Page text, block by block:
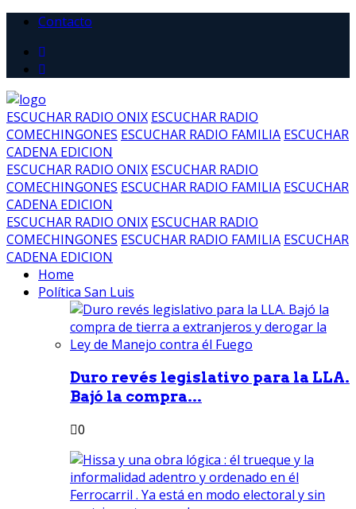
Contacto
ESCUCHAR RADIO ONIX ESCUCHAR RADIO
COMECHINGONES ESCUCHAR RADIO FAMILIA ESCUCHAR
CADENA EDICION
ESCUCHAR RADIO ONIX ESCUCHAR RADIO
COMECHINGONES ESCUCHAR RADIO FAMILIA ESCUCHAR
CADENA EDICION
ESCUCHAR RADIO ONIX ESCUCHAR RADIO
COMECHINGONES ESCUCHAR RADIO FAMILIA ESCUCHAR
CADENA EDICION
Home
Política San Luis
Duro revés legislativo para la LLA.
Bajó la compra...
0